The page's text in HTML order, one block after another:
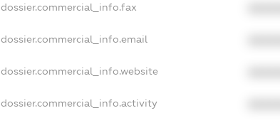
dossier.commercial_info.fax
dossier.commercial_info.email
dossier.commercial_info.website
dossier.commercial_info.activity